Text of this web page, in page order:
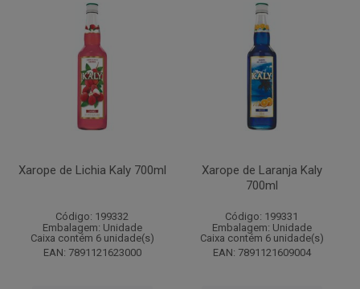
Xarope de Lichia Kaly 700ml
Código: 199332
Embalagem: Unidade
Caixa contém 6 unidade(s)
EAN: 7891121623000
Xarope de Laranja Kaly
700ml
Código: 199331
Embalagem: Unidade
Caixa contém 6 unidade(s)
EAN: 7891121609004